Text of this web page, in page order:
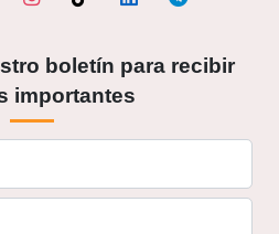
boletín para recibir
importantes